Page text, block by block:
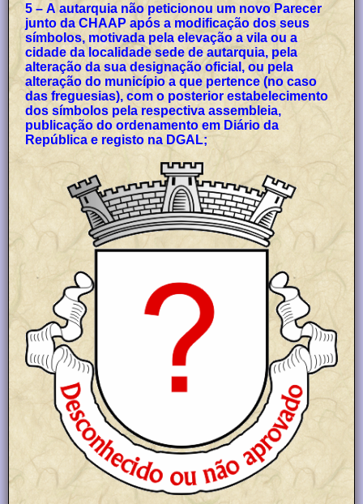
5 – A autarquia não peticionou um novo Parecer
junto da CHAAP após a modificação dos seus
símbolos, motivada pela elevação a vila ou a
cidade da localidade sede de autarquia, pela
alteração da sua designação oficial, ou pela
alteração do município a que pertence (no caso
das freguesias), com o posterior estabelecimento
dos símbolos pela respectiva assembleia,
publicação do ordenamento em Diário da
República e registo na DGAL;